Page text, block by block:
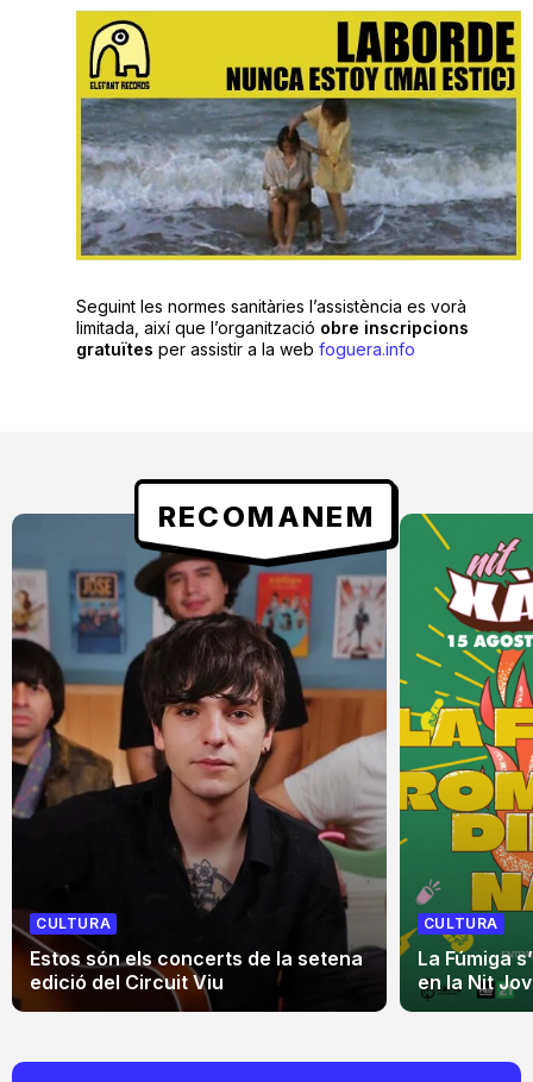
Seguint les normes sanitàries l’assistència es vorà
limitada, així que l’organització obre inscripcions
gratuïtes per assistir a la web foguera.info
RECOMANEM
CULTURA
Estos són els concerts de la setena
edició del Circuit Viu
CULTURA
La Fúmiga
en la Nit